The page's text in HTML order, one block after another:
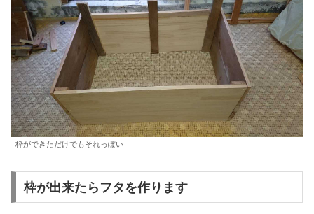
枠ができただけでもそれっぽい
枠が出来たらフタを作ります